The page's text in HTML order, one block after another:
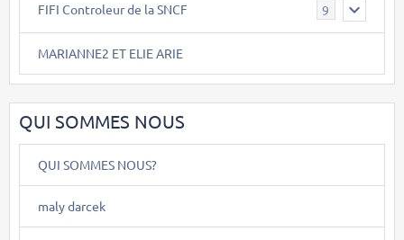
FIFI Controleur de la SNCF 9
MARIANNE2 ET ELIE ARIE
QUI SOMMES NOUS
QUI SOMMES NOUS?
maly darcek